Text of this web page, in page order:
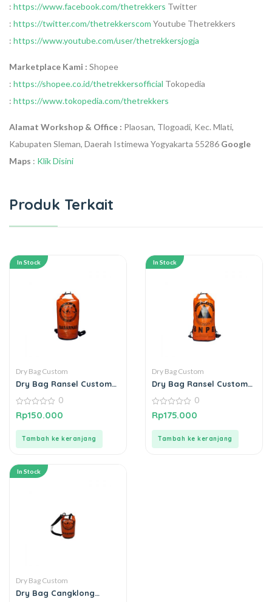
: https://www.facebook.com/thetrekkers Twitter
: https://twitter.com/thetrekkerscom Youtube Thetrekkers
: https://www.youtube.com/user/thetrekkersjogja
Marketplace Kami : Shopee
: https://shopee.co.id/thetrekkersofficial Tokopedia
: https://www.tokopedia.com/thetrekkers
Alamat Workshop & Office : Plaosan, Tlogoadi, Kec. Mlati,
Kabupaten Sleman, Daerah Istimewa Yogyakarta 55286 Google
Maps : Klik Disini
Produk Terkait
In Stock
Dry Bag Custom
Dry Bag Ransel Custom
0
out
0
Rp150.000
Tambah ke keranjang
In Stock
Dry Bag Custom
Dry Bag Ransel Custom
0
out
0
Rp175.000
Tambah ke keranjang
In Stock
Dry Bag Custom
Dry Bag Cangklong